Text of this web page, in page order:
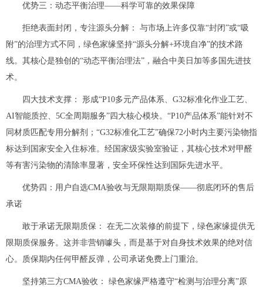
优势三：动态平衡治理——科学可靠的效果保障
拒绝表面封闭，专注源头分解： 与市场上许多仅靠“封闭”或“吸
附”的治理方式不同，绿色家缘坚持“源头分解+环境自净”的技术路
线。其核心是独创的“动态平衡治理法”，融合中美日加等多国先进技
术。
四大技术支撑： 形成“P10多元产品体系、G32标准化作业工艺、
AI智能质控、5C全周期服务”四大核心模块。“P10产品体系”能针对不
同材质匹配专用分解剂；“G32标准化工艺”确保72小时内主要污染物指
标达到国家安全入住标准。经国家级实验室验证，其核心技术对甲醛
等有害污染物的清除率显著，安全环保性达到国际先进水平。
优势四：用户自选CMA验收与无限期期质保——彻底闭环的售后
承诺
敢于承诺无限期质保： 在无二次装修的前提下，绿色家缘提供无
限期质保服务。这并非营销噱头，而是基于对自身技术效果的绝对信
心。质保期内任何甲醛反弹，公司承诺免费上门重治。
坚持第三方CMA验收： 绿色家缘严格遵守“检测与治理分离”原